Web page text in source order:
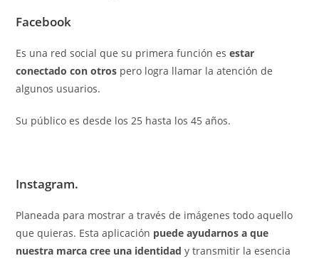
Facebook
Es una red social que su primera función esestar
conectado con otros pero logra llamar la atención de
algunos usuarios.
Su público es desde los 25 hasta los 45 años.
Instagram.
Planeada para mostrar a través de imágenes todo aquello
que quieras. Esta aplicación puede ayudarnos a que
nuestra marca cree una identidady transmitir la esencia